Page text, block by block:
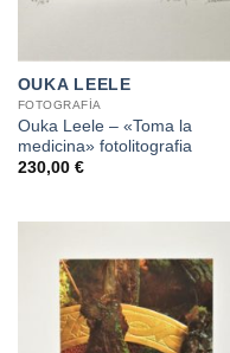
OUKA LEELE
FOTOGRAFÍA
Ouka Leele – «Toma la
medicina» fotolitografia
230,00 €